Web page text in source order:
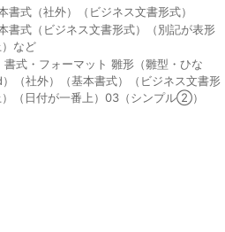
式（社外）（ビジネス文書形式）
書式（ビジネス文書形式）（別記が表形
など
式・フォーマット 雛形（雛型・ひな
（社外）（基本書式）（ビジネス文書形
（日付が一番上）03（シンプル②）